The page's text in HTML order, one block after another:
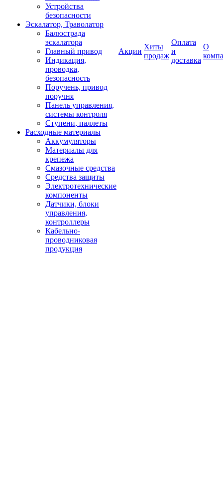
Устройства
безопасности
Эскалатор, Траволатор
Балюстрада
эскалатора
Главный привод
Индикация,
проводка,
безопасность
Поручень, привод
поручня
Панель управления,
системы контроля
Ступени, паллеты
Расходные материалы
Аккумуляторы
Материалы для
крепежа
Смазочные средства
Средства защиты
Электротехнические
компоненты
Датчики, блоки
управления,
контроллеры
Кабельно-
проводниковая
продукция
Акции
Хиты
продаж
Оплата
и
доставка
О